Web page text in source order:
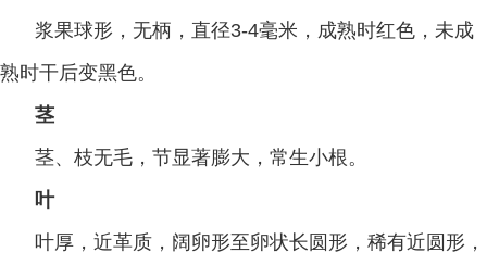
浆果球形，无柄，直径3-4毫米，成熟时红色，未成
熟时干后变黑色。
茎
茎、枝无毛，节显著膨大，常生小根。
叶
叶厚，近革质，阔卵形至卵状长圆形，稀有近圆形，